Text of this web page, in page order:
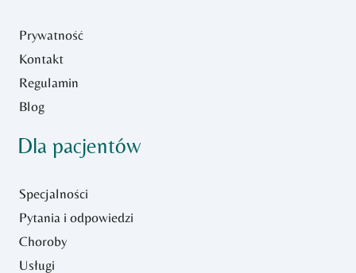
Prywatność
Kontakt
Regulamin
Blog
Dla pacjentów
Specjalności
Pytania i odpowiedzi
Choroby
Usługi